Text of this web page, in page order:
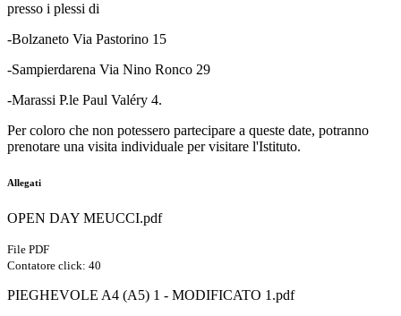
presso i plessi di
-Bolzaneto Via Pastorino 15
-Sampierdarena Via Nino Ronco 29
-Marassi P.le Paul Valéry 4.
Per coloro che non potessero partecipare a queste date, potranno
prenotare una visita individuale per visitare l'Istituto.
Allegati
OPEN DAY MEUCCI.pdf
File PDF
Contatore click: 40
PIEGHEVOLE A4 (A5) 1 - MODIFICATO 1.pdf